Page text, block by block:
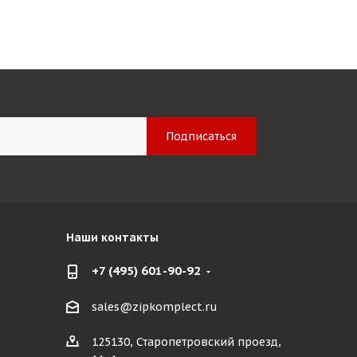
Наши контакты
+7 (495) 601-90-92
sales@zipkomplect.ru
125130, Старопетровский проезд,